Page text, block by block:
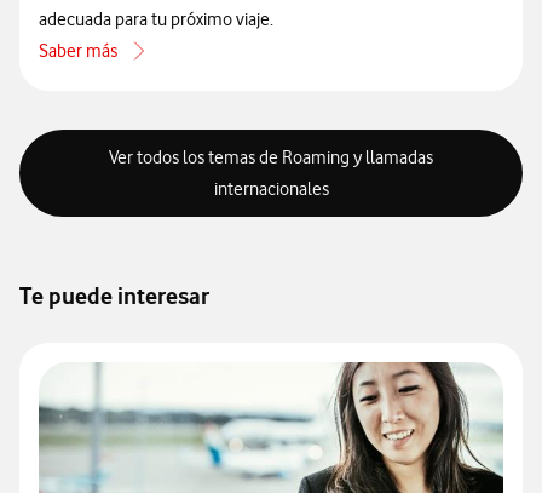
adecuada para tu próximo viaje.
Saber más
acerca de Qué tarifas te ofrece Vodafone cuando viajas al extranjero
Ver todos los temas de Roaming y llamadas
internacionales
Te puede interesar